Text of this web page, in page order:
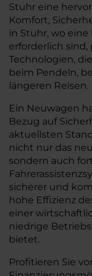
Stuhr eine
Komfort,
in Stuhr, wo
erforderlich
Technologien,
beim Pendeln,
längeren Reisen.
Ein Neuwagen
Bezug auf
aktuellsten
nicht nur das
sondern auch
sicherer und
hohe Effizienz
einer
niedrige
bietet.
Profitieren Sie